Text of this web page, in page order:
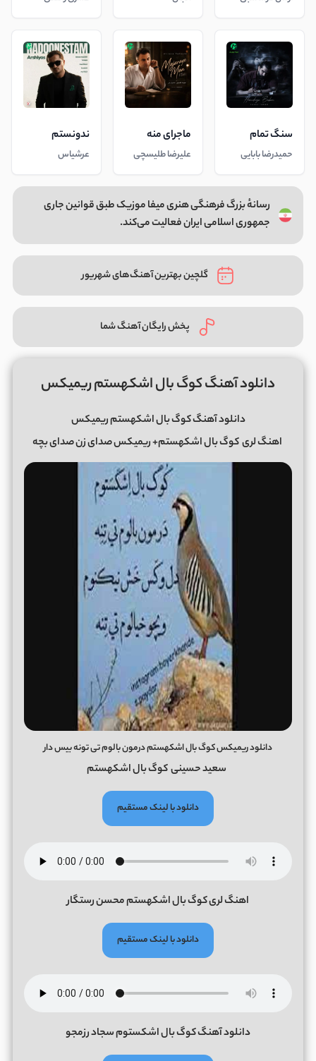
سنگ تمام
حمیدرضا بابایی
ماجرای منه
علیرضا طلیسچی
ندونستم
عرشیاس
رسانهٔ بزرگ فرهنگی هنری میفا موزیک طبق قوانین جاری
جمهوری اسلامی ایران فعالیت می‌کند.
گلچین بهترین آهنگ‌های شهریور
پخش رایگان آهنگ شما
دانلود آهنگ کوگ بال اشکهستم ریمیکس
دانلود آهنگ کوگ بال اشکهستم ریمیکس
اهنگ لریکوگ بال اشکهستم+ ریمیکس صدای زن صدای بچه
دانلود ریمیکس کوگ بال اشکهستم درمون بالوم تی تونه بیس دار
سعید حسینیکوگ بال اشکهستم
دانلود با لینک مستقیم
اهنگ لری کوگ بال اشکهستم محسن رستگار
دانلود با لینک مستقیم
دانلود آهنگ کوگ بال اشکستوم سجاد رزمجو